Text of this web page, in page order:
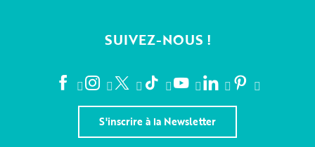
SUIVEZ-NOUS !
S'inscrire à la Newsletter